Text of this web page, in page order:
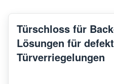
Türschloss für
Lösungen für
Türverriegelungen